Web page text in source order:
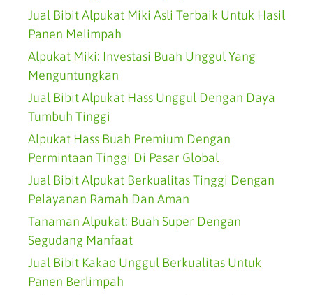
Jual Bibit Alpukat Miki Asli Terbaik Untuk Hasil
Panen Melimpah
Alpukat Miki: Investasi Buah Unggul Yang
Menguntungkan
Jual Bibit Alpukat Hass Unggul Dengan Daya
Tumbuh Tinggi
Alpukat Hass Buah Premium Dengan
Permintaan Tinggi Di Pasar Global
Jual Bibit Alpukat Berkualitas Tinggi Dengan
Pelayanan Ramah Dan Aman
Tanaman Alpukat: Buah Super Dengan
Segudang Manfaat
Jual Bibit Kakao Unggul Berkualitas Untuk
Panen Berlimpah